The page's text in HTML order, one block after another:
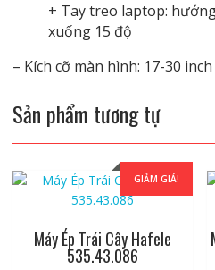
+ Tay treo laptop:
xuống 15 độ
– Kích cỡ màn hình: 17-30 inch
Sản phẩm tương tự
GIẢM GIÁ!
Máy Ép Trái Cây Hafele
535.43.086